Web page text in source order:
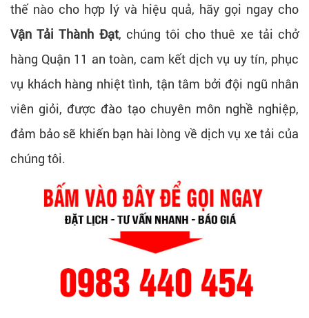
thế nào cho hợp lý và hiệu quả, hãy gọi ngay cho
Vận Tải Thành Đạt, chúng tôi cho thuê xe tải chở
hàng Quận 11 an toàn, cam kết dịch vụ uy tín, phục
vụ khách hàng nhiệt tình, tận tâm bởi đội ngũ nhân
viên giỏi, được đào tạo chuyên môn nghề nghiệp,
đảm bảo sẽ khiến bạn hài lòng về dịch vụ xe tải của
chúng tôi.